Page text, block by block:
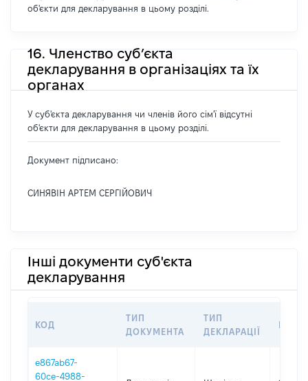
об'єкти для декларування в цьому розділі.
16. Членство суб’єкта
декларування в організаціях та їх
органах
У суб'єкта декларування чи членів його сім'ї відсутні
об'єкти для декларування в цьому розділі.
Документ підписано:
СИНЯВІН АРТЕМ СЕРГІЙОВИЧ
Інші документи суб'єкта
декларування
КОД
ТИП
ДОКУМЕНТА
ТИП
ДЕКЛАРАЦІЇ
e867ab67-
60ce-4988-